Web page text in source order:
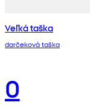
Veľká taška
darčeková taška
0